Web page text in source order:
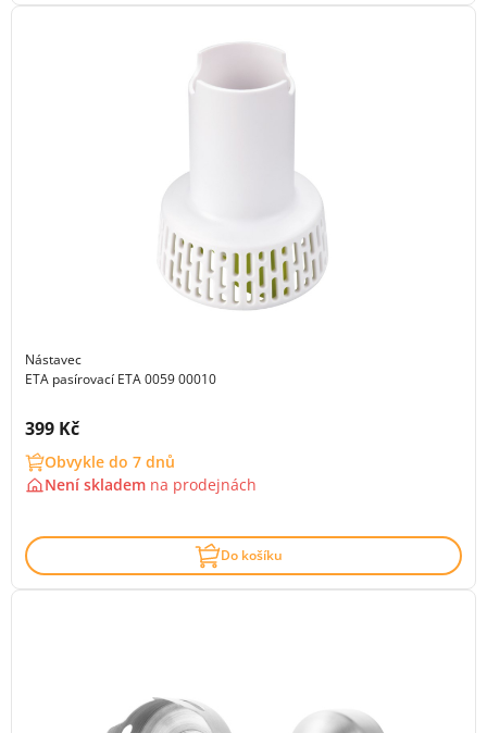
Nástavec
ETA pasírovací ETA 0059 00010
Cena s DPH:
399 Kč
Obvykle do 7 dnů
Není skladem na prodejnách
Do košíku